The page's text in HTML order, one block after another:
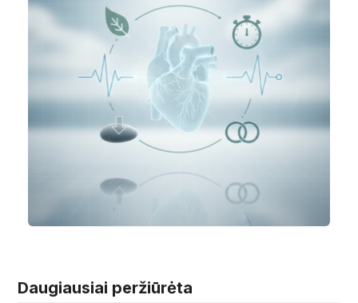
Daugiausiai peržiūrėta